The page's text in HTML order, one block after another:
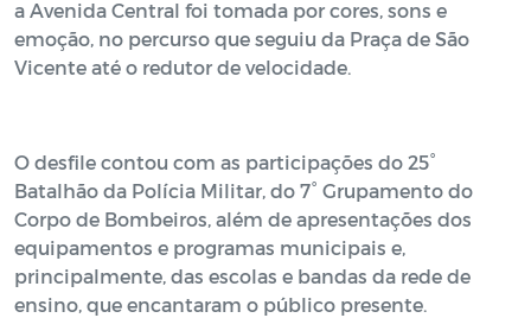
a Avenida Central foi tomada por cores, sons e
emoção, no percurso que seguiu da Praça de São
Vicente até o redutor de velocidade.
O desfile contou com as participações do 25°
Batalhão da Polícia Militar, do 7° Grupamento do
Corpo de Bombeiros, além de apresentações dos
equipamentos e programas municipais e,
principalmente, das escolas e bandas da rede de
ensino, que encantaram o público presente.